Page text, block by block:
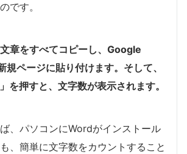
です。
章をすべてコピーし、Google
ページに貼り付けます。そして、
を押すと、文字数が表示されます。
、パソコンにWordがインストール
、簡単に文字数をカウントすること